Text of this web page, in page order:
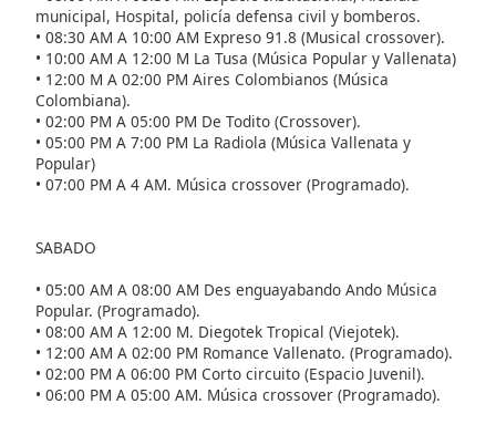
Font
Family
Reset
Done
Close
Modal
Dialog
window.
municipal, Hospital, policía defensa civil y bomberos.
• 08:30 AM A 10:00 AM Expreso 91.8 (Musical crossover).
• 10:00 AM A 12:00 M La Tusa (Música Popular y Vallenata)
• 12:00 M A 02:00 PM Aires Colombianos (Música
Colombiana).
• 02:00 PM A 05:00 PM De Todito (Crossover).
• 05:00 PM A 7:00 PM La Radiola (Música Vallenata y
Popular)
• 07:00 PM A 4 AM. Música crossover (Programado).
SABADO
• 05:00 AM A 08:00 AM Des enguayabando Ando Música
Popular. (Programado).
• 08:00 AM A 12:00 M. Diegotek Tropical (Viejotek).
• 12:00 AM A 02:00 PM Romance Vallenato. (Programado).
• 02:00 PM A 06:00 PM Corto circuito (Espacio Juvenil).
• 06:00 PM A 05:00 AM. Música crossover (Programado).